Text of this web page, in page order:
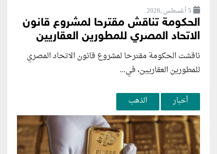
5 أغسطس ,2026
الحكومة تناقش مقترحا لمشروع قانون
الاتحاد المصري للمطورين العقاريين
ناقشت الحكومة مقترحا لمشروع قانون الاتحاد المصري
للمطورين العقاريين، في...
أخبار الذهب